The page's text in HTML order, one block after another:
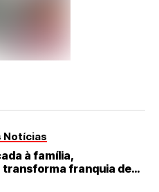
Notícias
à família,
transforma franquia de
de destaque no RN